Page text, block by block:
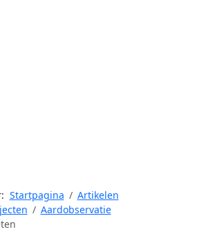
Startpagina
Artikelen
Aardobservatie